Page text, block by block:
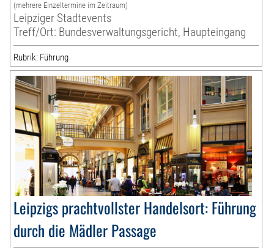
(mehrere Einzeltermine im Zeitraum)
Leipziger Stadtevents
Treff/Ort: Bundesverwaltungsgericht, Haupteingang
Rubrik: Führung
Leipzigs prachtvollster Handelsort: Führung
durch die Mädler Passage